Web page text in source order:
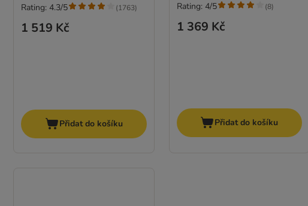
1 519 Kč
Rating: 4.3/5 (1763)
Přidat do košíku
1 369 Kč
Rating: 4/5 (8)
Přidat do košíku